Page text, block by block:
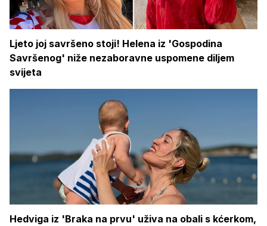
Ljeto joj savršeno stoji! Helena iz 'Gospodina
Savršenog' niže nezaboravne uspomene diljem
svijeta
Hedviga iz 'Braka na prvu' uživa na obali s kćerkom,